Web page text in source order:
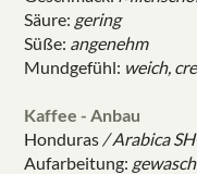
Säure: gering
Süße: angenehm
Mundgefühl: weich,
Kaffee - Anbau
Honduras / Arabica
Aufarbeitung: